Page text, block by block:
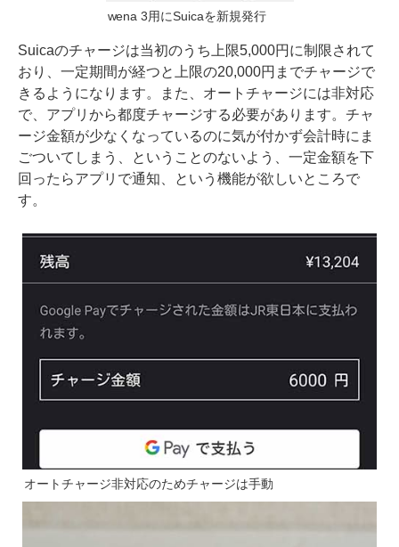
wena 3用にSuicaを新規発行
Suicaのチャージは当初のうち上限5,000円に制限されて
おり、一定期間が経つと上限の20,000円までチャージで
きるようになります。また、オートチャージには非対応
で、アプリから都度チャージする必要があります。チャ
ージ金額が少なくなっているのに気が付かず会計時にま
ごついてしまう、ということのないよう、一定金額を下
回ったらアプリで通知、という機能が欲しいところで
す。
オートチャージ非対応のためチャージは手動